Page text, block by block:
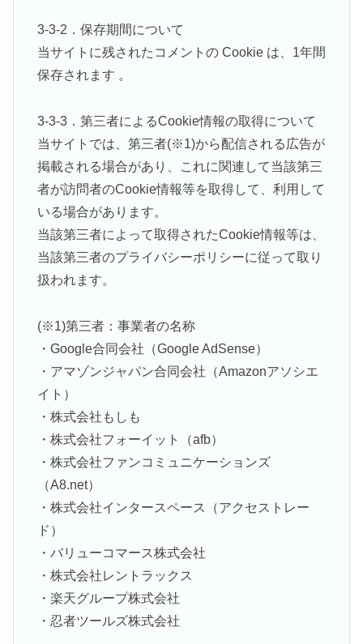
3-3-2．保存期間について
当サイトに残されたコメントの Cookie は、1年間
保存されます 。
3-3-3．第三者によるCookie情報の取得について
当サイトでは、第三者(※1)から配信される広告が
掲載される場合があり、これに関連して当該第三
者が訪問者のCookie情報等を取得して、利用して
いる場合があります。
当該第三者によって取得されたCookie情報等は、
当該第三者のプライバシーポリシーに従って取り
扱われます。
(※1)第三者：事業者の名称
・Google合同会社（Google AdSense）
・アマゾンジャパン合同会社（Amazonアソシエ
イト）
・株式会社もしも
・株式会社フォーイット（afb）
・株式会社ファンコミュニケーションズ
（A8.net）
・株式会社インタースペース（アクセストレー
ド）
・バリューコマース株式会社
・株式会社レントラックス
・楽天グループ株式会社
・忍者ツールズ株式会社